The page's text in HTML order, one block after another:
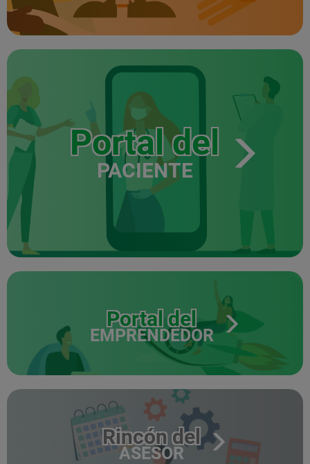
Portal del
PACIENTE
Portal del
EMPRENDEDOR
Rincón del
ASESOR